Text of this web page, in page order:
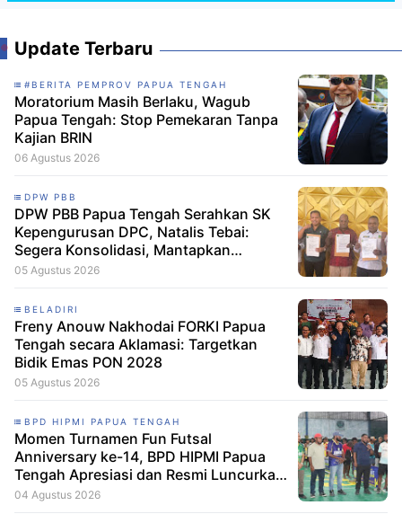
Update Terbaru
#BERITA PEMPROV PAPUA TENGAH
Moratorium Masih Berlaku, Wagub
Papua Tengah: Stop Pemekaran Tanpa
Kajian BRIN
06 Agustus 2026
DPW PBB
DPW PBB Papua Tengah Serahkan SK
Kepengurusan DPC, Natalis Tebai:
Segera Konsolidasi, Mantapkan
Langkah Verifikasi, untuk 'Maju' 2029
05 Agustus 2026
BELADIRI
Freny Anouw Nakhodai FORKI Papua
Tengah secara Aklamasi: Targetkan
Bidik Emas PON 2028
05 Agustus 2026
BPD HIPMI PAPUA TENGAH
Momen Turnamen Fun Futsal
Anniversary ke-14, BPD HIPMI Papua
Tengah Apresiasi dan Resmi Luncurkan
Skuad Baru Makamagu Papua FC
04 Agustus 2026